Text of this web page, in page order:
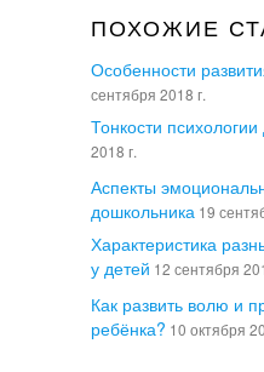
ПОХОЖИЕ
Особенности
сентября 2018 г.
Тонкости
2018 г.
Аспекты
дошкольника 19
Характеристика
у детей 12 сентября
Как развить волю и
ребёнка? 10 октября